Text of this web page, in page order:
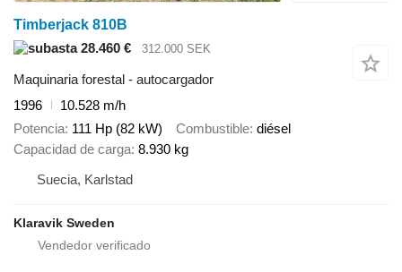
Timberjack 810B
28.460 €
312.000 SEK
Maquinaria forestal - autocargador
1996
10.528 m/h
Potencia 111 Hp (82 kW) Combustible diésel
Capacidad de carga 8.930 kg
Suecia, Karlstad
Klaravik Sweden